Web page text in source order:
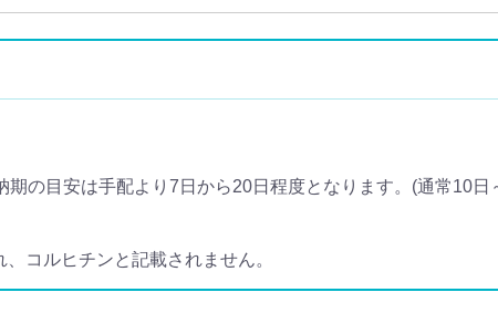
の目安は手配より7日から20日程度となります。(通常10日
コルヒチンと記載されません。